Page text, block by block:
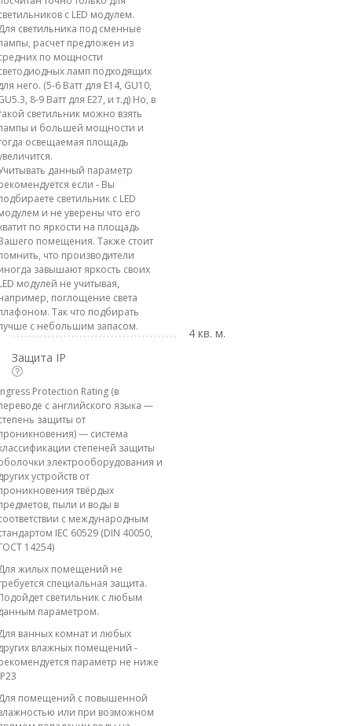
с LED модулем.
светильника под сменные
расчет предложен из
по мощности
ламп подходящих
него. (5-6 Ватт для E14, GU10,
8-9 Ватт для E27, и т.д) Но, в
светильник можно взять
и большей мощности и
освещаемая площадь
данный параметр
если - Вы
светильник с LED
и не уверены что его
по яркости на площадь
помещения. Также стоит
что производители
завышают яркость своих
модулей не учитывая,
поглощение света
Так что подбирать
с небольшим запасом.
4 кв. м.
Защита IP
Protection Rating (в
с английского языка —
защиты от
— система
степеней защиты
электрооборудования и
устройств от
твёрдых
пыли и воды в
с международным
IEC 60529 (DIN 40050,
14254)
жилых помещений не
специальная защита.
светильник с любым
параметром.
ванных комнат и любых
влажных помещений -
параметр не ниже
помещений с повышенной
или при возможном